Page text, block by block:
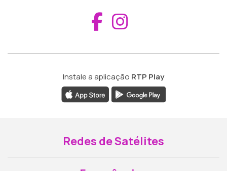
Aceder ao
Instale a aplicação RTP Play
Redes de Satélites